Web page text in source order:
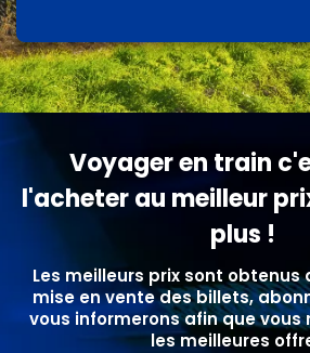
Voyager en train
l'acheter au meilleur
plus !
Les meilleurs prix sont obtenus
mise en vente des billets,
vous informerons afin que vous
les meilleures